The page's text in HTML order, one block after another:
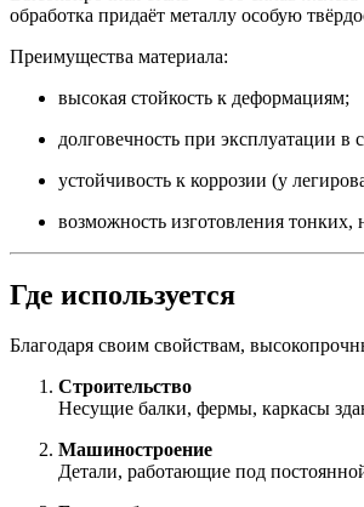
обработка придаёт металлу особую
Преимущества материала:
высокая стойкость к деформациям;
долговечность при эксплуатации в
устойчивость к коррозии (у
возможность изготовления
Где используется
Благодаря своим свойствам,
Строительство
Несущие балки, фермы, каркасы
Машиностроение
Детали, работающие под